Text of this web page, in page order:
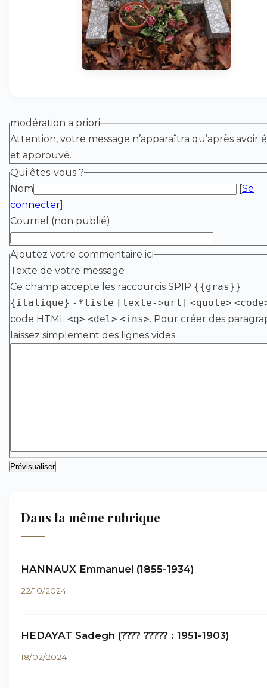
modération a priori
Attention, votre message n’apparaîtra qu’après avoir
et approuvé.
Qui êtes-vous ?
Nom
[Se
connecter]
Courriel (non publié)
Ajoutez votre commentaire ici
Texte de votre message
Ce champ accepte les raccourcis SPIP {{gras}}
{italique} -*liste [texte->url] <quote>
code HTML<q> <del> <ins>. Pour créer des
laissez simplement des lignes vides.
Dans la même rubrique
HANNAUX Emmanuel (1855-1934)
22/10/2024
HEDAYAT Sadegh (???? ????? : 1951-1903)
18/02/2024